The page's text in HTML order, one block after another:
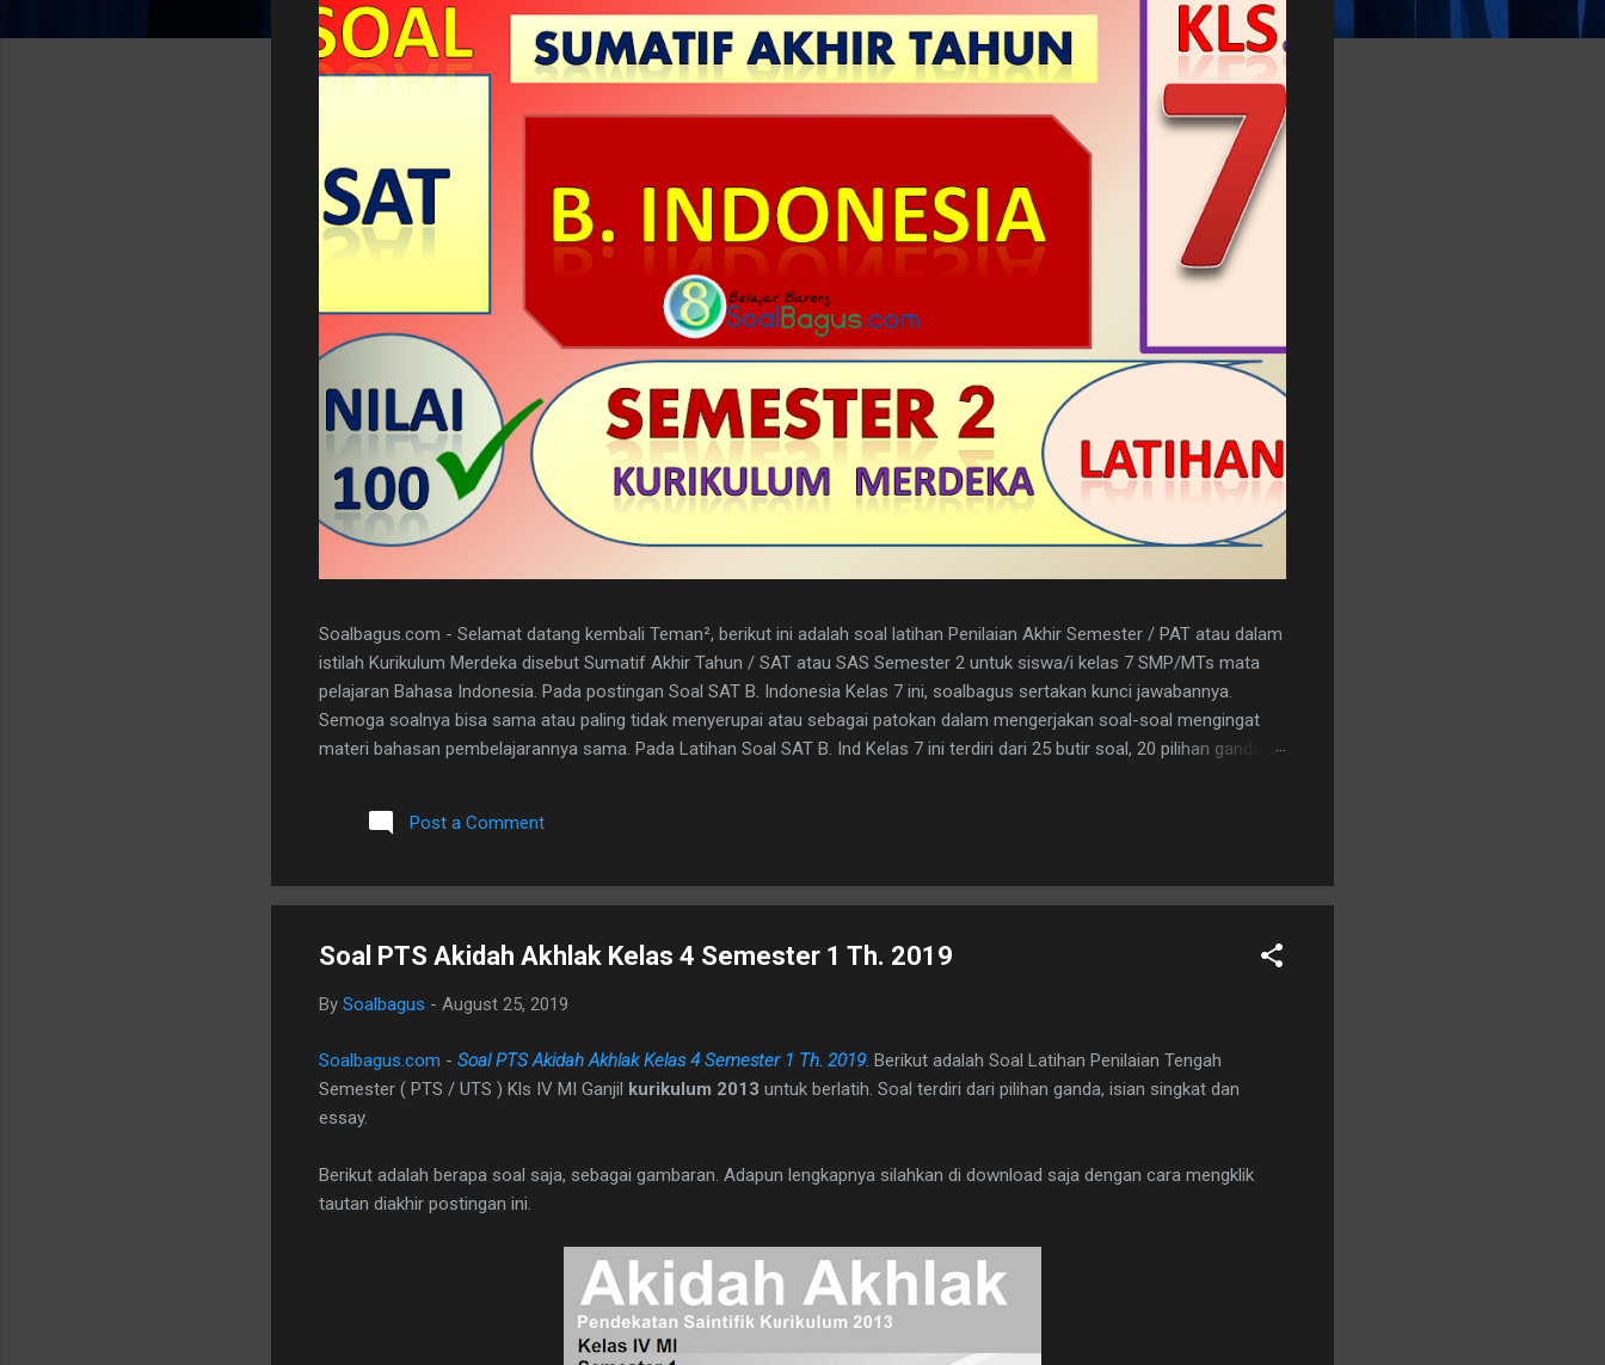
Soalbagus.com - Selamat datang kembali Teman², berikut ini adalah soal latihan Penilaian Akhir Semester / PAT atau dalam
istilah Kurikulum Merdeka disebut Sumatif Akhir Tahun / SAT atau SAS Semester 2 untuk siswa/i kelas 7 SMP/MTs mata
pelajaran Bahasa Indonesia. Pada postingan Soal SAT B. Indonesia Kelas 7 ini, soalbagus sertakan kunci jawabannya.
Semoga soalnya bisa sama atau paling tidak menyerupai atau sebagai patokan dalam mengerjakan soal-soal mengingat
materi bahasan pembelajarannya sama. Pada Latihan Soal SAT B. Ind Kelas 7 ini terdiri dari 25 butir soal, 20 pilihan ganda
dibawah ini. I. PILIHAN GANDA 1. D 2. A 3. C 4. B 5. B 6. B 7. C 8. A 9. D 10. C 11. B 12. D 13. A 14. C 15. A 16. C 17. B 18. B 19.
A 20. D II.URAIAN 1. Judul Berita, Teras Berita, dan Isi Berita 2. Judul buku, nama pembuat buku dan logo penerbit 3. a.
Post a Comment
Soal PTS Akidah Akhlak Kelas 4 Semester 1 Th. 2019
By Soalbagus - August 25, 2019
Soalbagus.com - Soal PTS Akidah Akhlak Kelas 4 Semester 1 Th. 2019 . Berikut adalah Soal Latihan Penilaian Tengah
Semester ( PTS / UTS ) Kls IV MI Ganjil kurikulum 2013 untuk berlatih. Soal terdiri dari pilihan ganda, isian singkat dan
essay.
Berikut adalah berapa soal saja, sebagai gambaran. Adapun lengkapnya silahkan di download saja dengan cara mengklik
tautan diakhir postingan ini.